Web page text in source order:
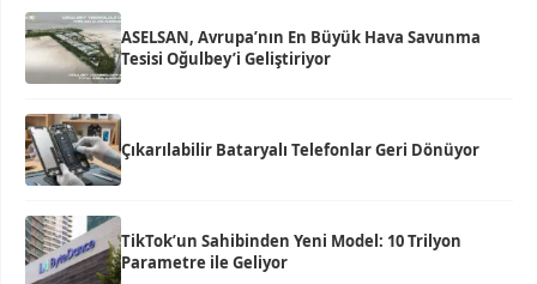
ASELSAN, Avrupa’nın En Büyük Hava Savunma
Tesisi Oğulbey’i Geliştiriyor
Çıkarılabilir Bataryalı Telefonlar Geri Dönüyor
TikTok’un Sahibinden Yeni Model: 10 Trilyon
Parametre ile Geliyor